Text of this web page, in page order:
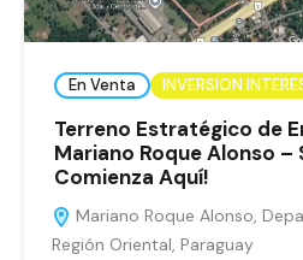
En Venta INVERSION
Terreno Estratégico de
Mariano Roque Alonso –
Comienza Aquí!
Mariano Roque Alonso,
Región Oriental, Paraguay